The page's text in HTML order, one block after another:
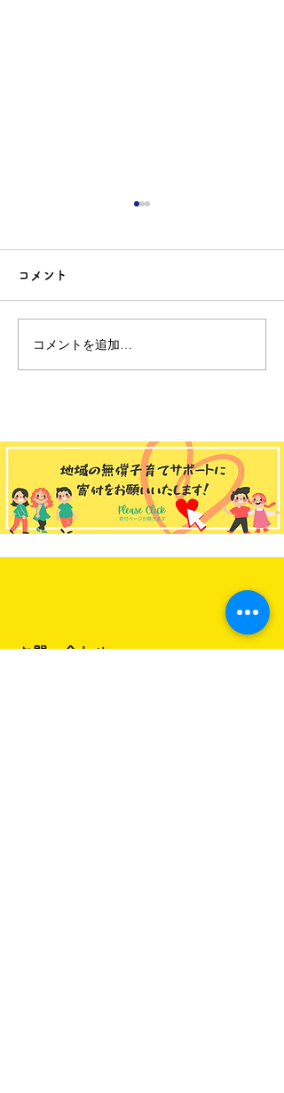
ゆうゆう和田館 2026年
コメント
コメントを追加…
お問い合わせ